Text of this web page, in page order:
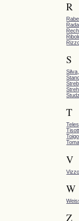
R
S
T
V
W
Z